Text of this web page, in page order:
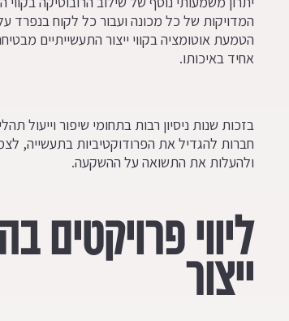
המדויקות של כל מכונה ועבור כל לקוח בנפרד
הטמעת אוטומציה בקווי ייצור התעשייתיים
אחיד באיכותו.
בזכות שנות ניסיון רבות בתחומי שיפור וייעול
חברות להגדיל את הפרודוקטיביות בתעשייה,
ולהעלות את התשואה על ההשקעה.
ליווי פרויקטים
ייצור